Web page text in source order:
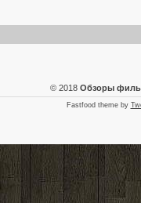
© 2018 Обзоры
Fastfood theme by